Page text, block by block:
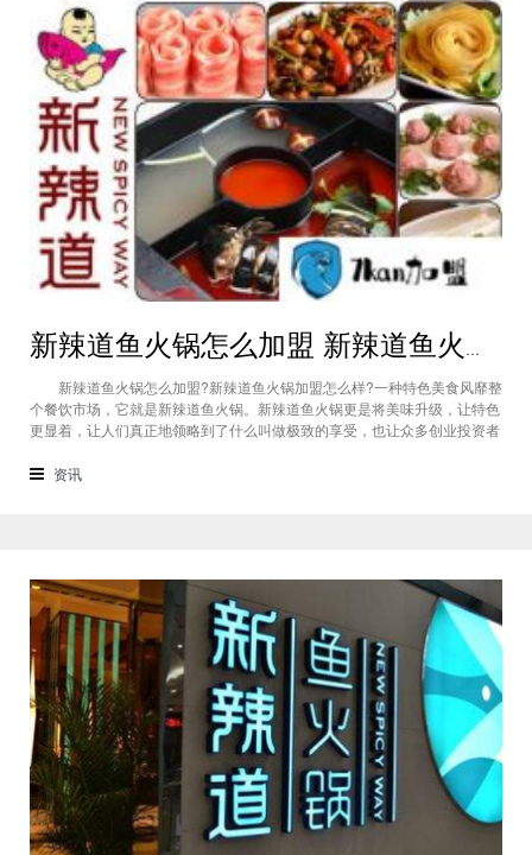
新辣道鱼火锅怎么加盟 新辣道鱼火锅加盟流程
新辣道鱼火锅怎么加盟?新辣道鱼火锅加盟怎么样?一种特色美食风靡整
个餐饮市场，它就是新辣道鱼火锅。新辣道鱼火锅更是将美味升级，让特色
更显着，让人们真正地领略到了什么叫做极致的享受，也让众多创业投资者
加盟流程： 一、通过网络或电话与新辣道鱼火锅总部沟通，了解特许
资讯